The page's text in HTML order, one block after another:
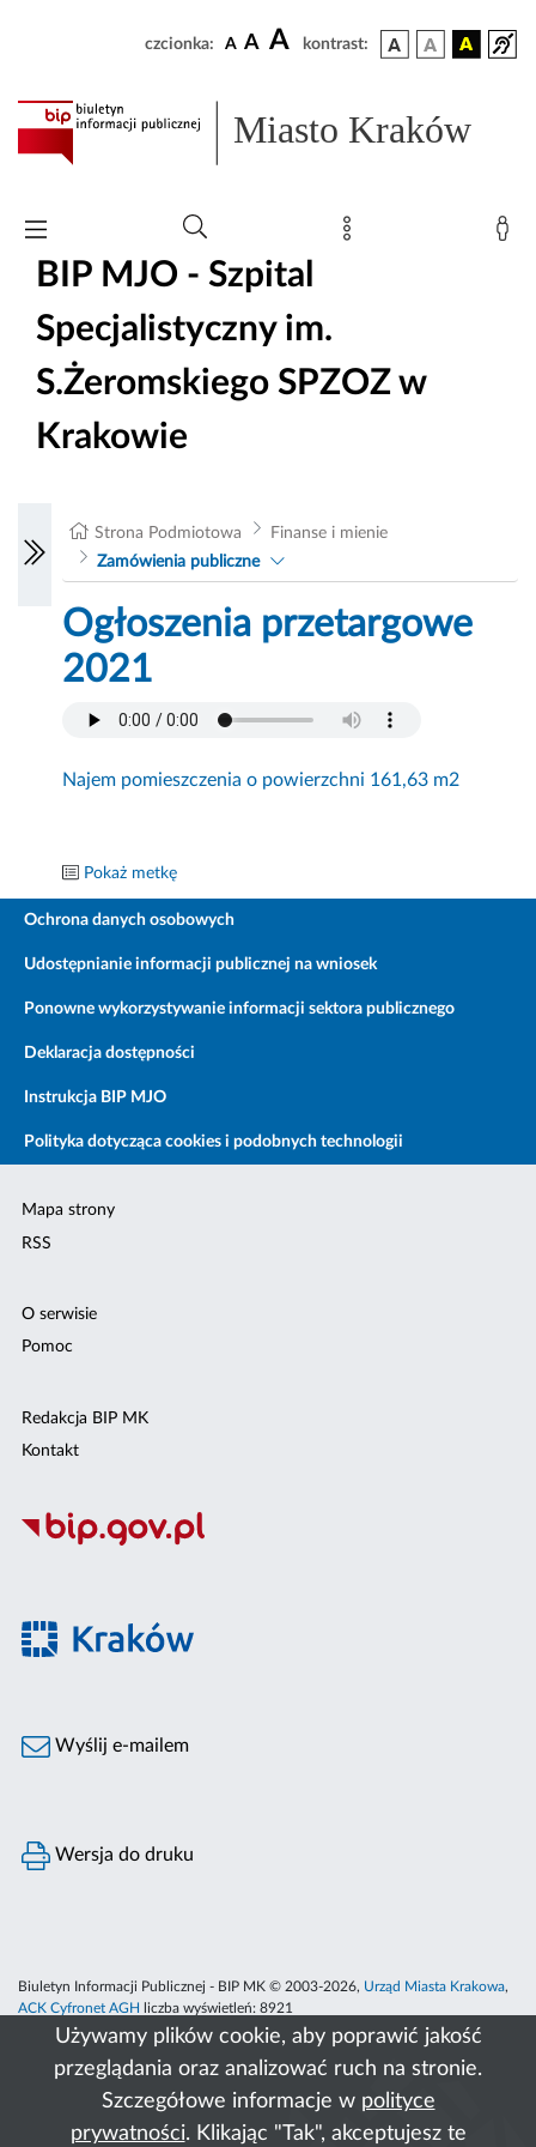
Używamy plików cookie, aby poprawić jakość
przeglądania oraz analizować ruch na stronie.
Szczegółowe informacje w polityce
prywatności. Klikając "Tak", akceptujesz te
czcionka: A A A kontrast:
Miasto Kraków
BIP MJO - Szpital
Specjalistyczny im.
S.Żeromskiego SPZOZ w
Krakowie
Strona Podmiotowa
Finanse i mienie
Zamówienia publiczne
Ogłoszenia przetargowe
2021
Najem pomieszczenia o powierzchni 161,63 m2
Pokaż metkę
Ochrona danych osobowych
Udostępnianie informacji publicznej na wniosek
Ponowne wykorzystywanie informacji sektora publicznego
Deklaracja dostępności
Instrukcja BIP MJO
Polityka dotycząca cookies i podobnych technologii
Mapa strony
RSS
O serwisie
Pomoc
Redakcja BIP MK
Kontakt
Wyślij e-mailem
Wersja do druku
Biuletyn Informacji Publicznej - BIP MK © 2003-2026, Urząd Miasta Krakowa,
ACK Cyfronet AGH
liczba wyświetleń: 8921